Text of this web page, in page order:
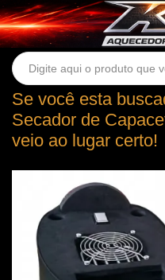
Se você esta
Secador de
veio ao lugar certo!